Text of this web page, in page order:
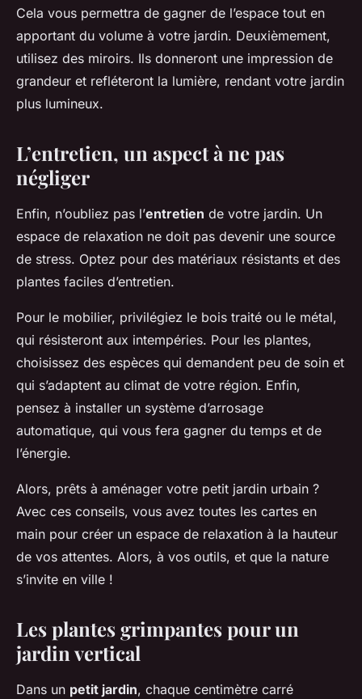
Cela vous permettra de gagner de l’espace tout en
apportant du volume à votre jardin. Deuxièmement,
utilisez des miroirs. Ils donneront une impression de
grandeur et refléteront la lumière, rendant votre jardin
plus lumineux.
L’entretien, un aspect à ne pas
négliger
Enfin, n’oubliez pas l’entretien de votre jardin. Un
espace de relaxation ne doit pas devenir une source
de stress. Optez pour des matériaux résistants et des
plantes faciles d’entretien.
Pour le mobilier, privilégiez le bois traité ou le métal,
qui résisteront aux intempéries. Pour les plantes,
choisissez des espèces qui demandent peu de soin et
qui s’adaptent au climat de votre région. Enfin,
pensez à installer un système d’arrosage
automatique, qui vous fera gagner du temps et de
l’énergie.
Alors, prêts à aménager votre petit jardin urbain ?
Avec ces conseils, vous avez toutes les cartes en
main pour créer un espace de relaxation à la hauteur
de vos attentes. Alors, à vos outils, et que la nature
s’invite en ville !
Les plantes grimpantes pour un
jardin vertical
Dans un petit jardin, chaque centimètre carré